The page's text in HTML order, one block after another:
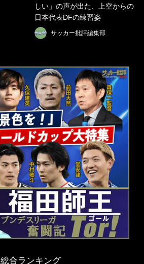
しい」の声が出た、上空からの
日本代表DFの練習姿
サッカー批評編集部
総合ランキング